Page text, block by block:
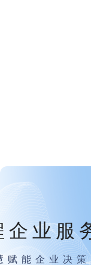
企业服
赋能企业决策